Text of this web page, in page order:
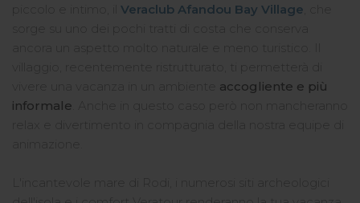
Veraclub Afandou Bay Village
accogliente e più
informale